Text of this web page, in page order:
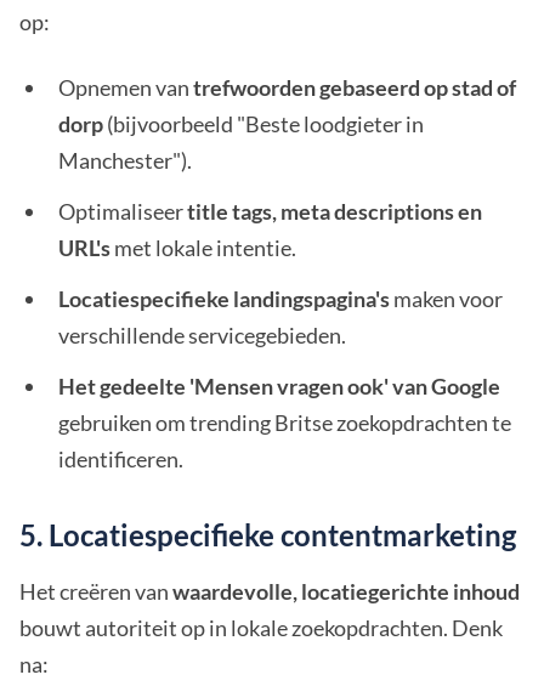
op:
Opnemen vantrefwoorden gebaseerd op stad of
dorp(bijvoorbeeld "Beste loodgieter in
Manchester").
Optimaliseertitle tags, meta descriptions en
URL'smet lokale intentie.
Locatiespecifieke landingspagina'smaken voor
verschillende servicegebieden.
Het gedeelte 'Mensen vragen ook' van Google
gebruiken om trending Britse zoekopdrachten te
identificeren.
5. Locatiespecifieke contentmarketing
Het creëren vanwaardevolle, locatiegerichte inhoud
bouwt autoriteit op in lokale zoekopdrachten. Denk
na: